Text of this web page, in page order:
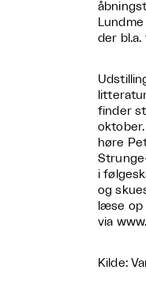
der
finder
høre
i
og
læse op
via
Kilde: